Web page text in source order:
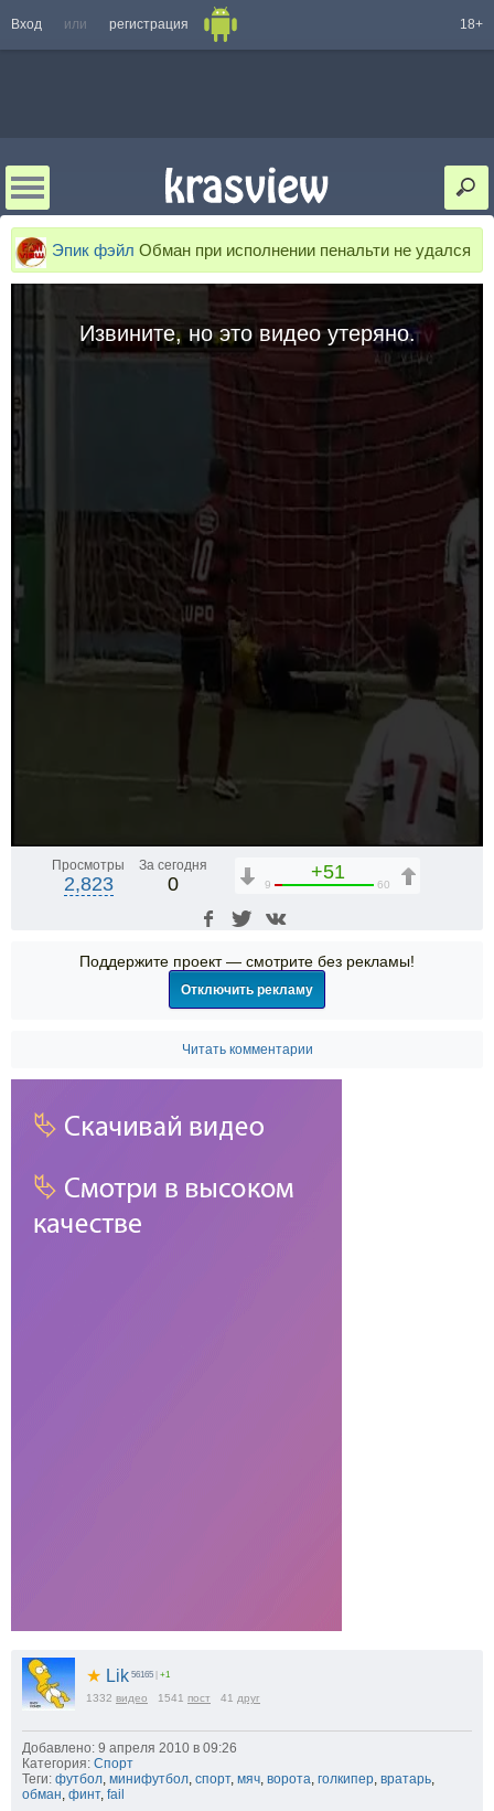
Вход или регистрация 18+
Эпик фэйл Обман при исполнении пенальти не удался
Извините, но это видео утеряно.
Просмотры
2,823
За сегодня
0
+51
9 60
Поддержите проект — смотрите без рекламы!
Отключить рекламу
Читать комментарии
★ Lik 56165 +1
1332 видео 1541 пост 41 друг
Добавлено: 9 апреля 2010 в 09:26
Категория: Спорт
Теги: футбол, минифутбол, спорт, мяч, ворота, голкипер, вратарь,
обман, финт, fail